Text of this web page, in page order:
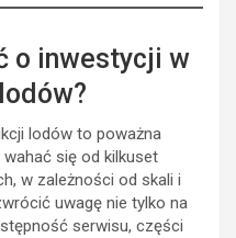
o inwestycji w
lodów to poważna
się od kilkuset
w zależności od skali i
uwagę nie tylko na
serwisu, części